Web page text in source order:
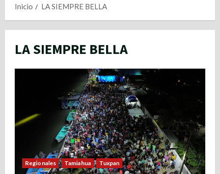
Inicio
LA SIEMPRE BELLA
LA SIEMPRE BELLA
Regionales Tamiahua Tuxpan